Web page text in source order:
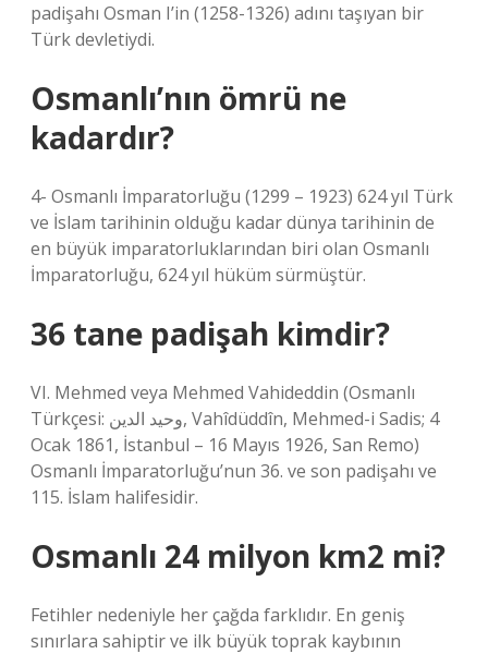
padişahı Osman I’in (1258-1326) adını taşıyan bir
Türk devletiydi.
Osmanlı’nın ömrü ne
kadardır?
4- Osmanlı İmparatorluğu (1299 – 1923) 624 yıl Türk
ve İslam tarihinin olduğu kadar dünya tarihinin de
en büyük imparatorluklarından biri olan Osmanlı
İmparatorluğu, 624 yıl hüküm sürmüştür.
36 tane padişah kimdir?
VI. Mehmed veya Mehmed Vahideddin (Osmanlı
Türkçesi: وحيد الدين, Vahîdüddîn, Mehmed-i Sadis; 4
Ocak 1861, İstanbul – 16 Mayıs 1926, San Remo)
Osmanlı İmparatorluğu’nun 36. ve son padişahı ve
115. İslam halifesidir.
Osmanlı 24 milyon km2 mi?
Fetihler nedeniyle her çağda farklıdır. En geniş
sınırlara sahiptir ve ilk büyük toprak kaybının